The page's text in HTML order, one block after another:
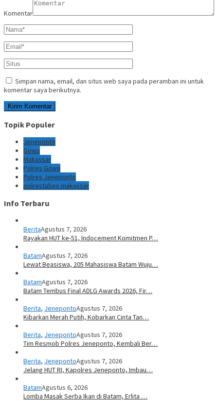
Komentar
Simpan nama, email, dan situs web saya pada peramban ini untuk
komentar saya berikutnya.
Topik Populer
Jeneponto
Gowa
Makassar
Polres Gowa
Polres Jeneponto
polrestabes makassar
Info Terbaru
BeritaAgustus 7, 2026
Rayakan HUT ke-51, Indocement Komitmen P…
BatamAgustus 7, 2026
Lewat Beasiswa, 205 Mahasiswa Batam Wuju…
BatamAgustus 7, 2026
Batam Tembus Final ADLG Awards 2026, Fir…
Berita, JenepontoAgustus 7, 2026
Kibarkan Merah Putih, Kobarkan Cinta Tan…
Berita, JenepontoAgustus 7, 2026
Tim Resmob Polres Jeneponto, Kembali Ber…
Berita, JenepontoAgustus 7, 2026
Jelang HUT RI, Kapolres Jeneponto, Imbau…
BatamAgustus 6, 2026
Lomba Masak Serba Ikan di Batam, Erlita …